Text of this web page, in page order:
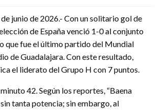
junio de 2026.- Con un solitario gol de
de España venció 1-0 al conjunto
que fue el último partido del Mundial
de Guadalajara. Con este resultado,
el liderato del Grupo H con 7 puntos.
42. Según los reportes, “Baena
tanta potencia; sin embargo, al